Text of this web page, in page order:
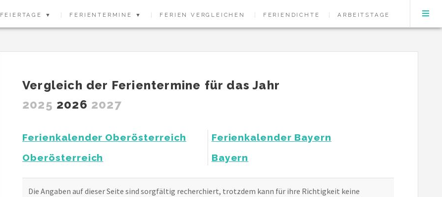
FEIERTAGE ▼ FERIENTERMINE ▼ FERIEN VERGLEICHEN FERIENDICHTE ARBEITSTAGE
Vergleich der Ferientermine für das Jahr
2025 2026 2027
Ferienkalender Oberösterreich
Oberösterreich
Ferienkalender Bayern
Bayern
Die Angaben auf dieser Seite sind sorgfältig recherchiert, trotzdem kann für ihre Richtigkeit keine